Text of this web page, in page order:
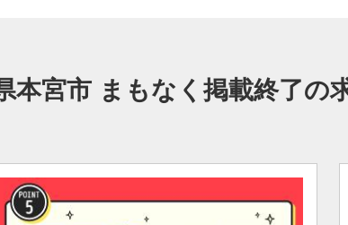
本宮市 まもなく掲載終了の